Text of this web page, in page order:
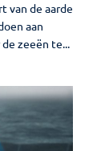
van de aarde
aan
zeeën te...